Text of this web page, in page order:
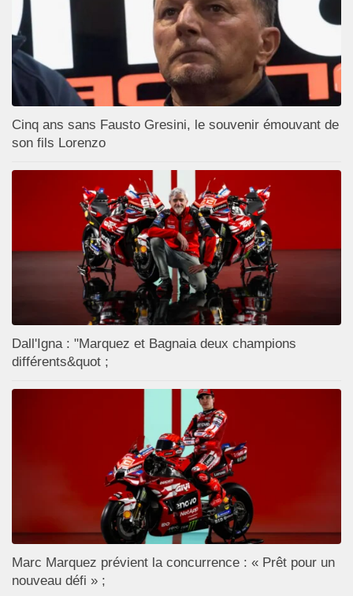
Cinq ans sans Fausto Gresini, le souvenir émouvant de
son fils Lorenzo
Dall'Igna : "Marquez et Bagnaia deux champions
différents&quot ;
Marc Marquez prévient la concurrence : « Prêt pour un
nouveau défi » ;